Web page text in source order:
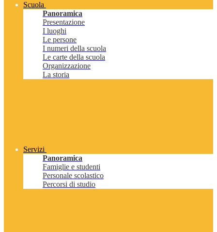
Scuola
Panoramica
Presentazione
I luoghi
Le persone
I numeri della scuola
Le carte della scuola
Organizzazione
La storia
Servizi
Panoramica
Famiglie e studenti
Personale scolastico
Percorsi di studio